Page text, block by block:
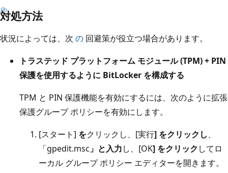
対処方法
状況によっては、次 の 回避策が役立つ場合があります。
トラステッド プラットフォーム モジュール (TPM) + PIN
保護を使用するように BitLocker を構成する
TPM と PIN 保護機能を有効にするには、次のように拡張
保護グループ ポリシーを有効にします。
[スタート] をクリックし、[実行] をクリックし、
「gpedit.msc 」と入力し、[OK] をクリック してロ
ーカル グループ ポリシー エディターを開きます。